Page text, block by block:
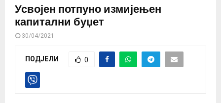
Усвојен потпуно измијењен
капитални буџет
30/04/2021
ПОДЈЕЛИ 0